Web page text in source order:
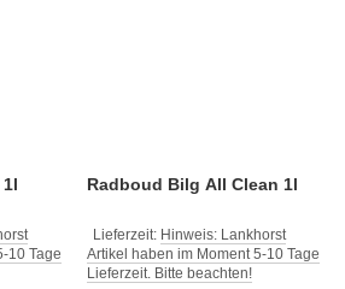
10 Tage
Radboud Bilg All Clean 1l
Lieferzeit: Hinweis: Lankhorst
Artikel haben im Moment 5-10 Tage
Lieferzeit. Bitte beachten!